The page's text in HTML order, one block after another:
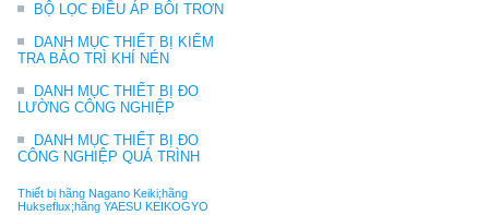
BỘ LỌC ĐIỀU ÁP BÔI TRƠN
DANH MỤC THIẾT BỊ KIỂM
TRA BẢO TRÌ KHÍ NÉN
DANH MỤC THIẾT BỊ ĐO
LƯỜNG CÔNG NGHIỆP
DANH MỤC THIẾT BỊ ĐO
CÔNG NGHIỆP QUÁ TRÌNH
Thiết bị hãng Nagano Keiki;hãng
Hukseflux;hãng YAESU KEIKOGYO